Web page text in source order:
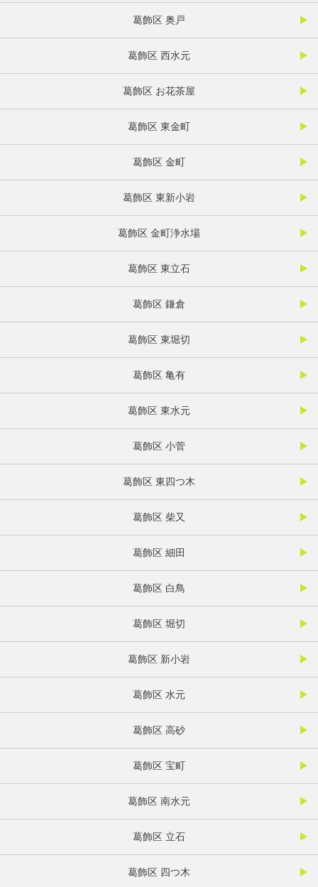
葛飾区 奥戸
葛飾区 西水元
葛飾区 お花茶屋
葛飾区 東金町
葛飾区 金町
葛飾区 東新小岩
葛飾区 金町浄水場
葛飾区 東立石
葛飾区 鎌倉
葛飾区 東堀切
葛飾区 亀有
葛飾区 東水元
葛飾区 小菅
葛飾区 東四つ木
葛飾区 柴又
葛飾区 細田
葛飾区 白鳥
葛飾区 堀切
葛飾区 新小岩
葛飾区 水元
葛飾区 高砂
葛飾区 宝町
葛飾区 南水元
葛飾区 立石
葛飾区 四つ木